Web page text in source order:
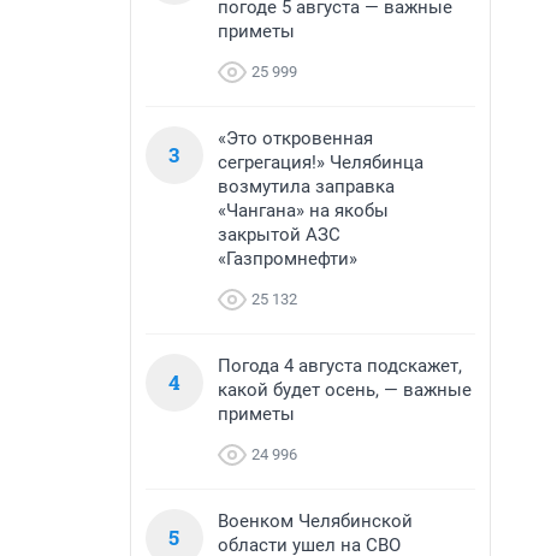
погоде 5 августа — важные
приметы
25 999
3
«Это откровенная
сегрегация!» Челябинца
возмутила заправка
«Чангана» на якобы
закрытой АЗС
«Газпромнефти»
25 132
4
Погода 4 августа подскажет,
какой будет осень, — важные
приметы
24 996
5
Военком Челябинской
области ушел на СВО